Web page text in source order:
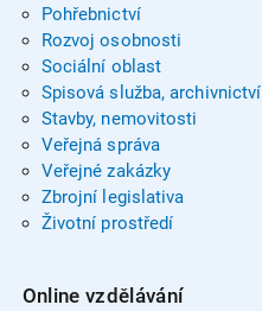
Pohřebnictví
Rozvoj osobnosti
Sociální oblast
Spisová služba, archivnictví
Stavby, nemovitosti
Veřejná správa
Veřejné zakázky
Zbrojní legislativa
Životní prostředí
Online vzdělávání